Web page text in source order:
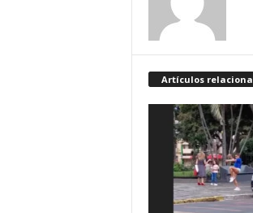
Artículos